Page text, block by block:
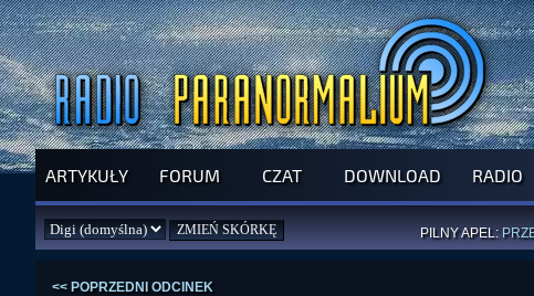
ARTYKUŁY FORUM CZAT DOWNLOAD RADIO
SPRAWDŹ
PILNY APEL:
<< POPRZEDNI ODCINEK